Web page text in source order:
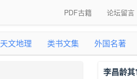
PDF古籍 论坛留言
天文地理 类书文集 外国名著
李昌龄